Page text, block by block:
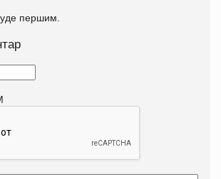
першим.